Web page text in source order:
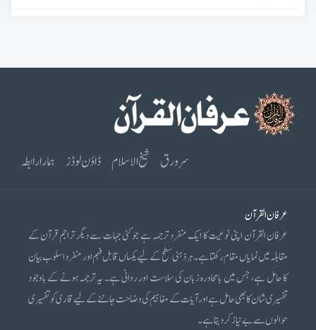
سرورق شیخ الاسلام ڈاؤن لوڈز ہمارا رابطہ
عرفان القرآن
عرفان القرآن اپنی نوعیت کا ایک منفرد ترجمہ ہے جو کئی جہات سے دیگر تراجم قرآن کے
مقابلہ میں نمایاں مقام رکھتا ہے۔ ہر ذہنی سطح کے لیے یکساں قابل فہم اور منفرد اسلوب بیان
کا حامل ہے، جس میں بامحاورہ زبان کی سلاست اور روانی ہے۔ یہ ترجمہ ہونے کے باوجود
تفسیری شان کا بھی حامل ہے اور آیات کے مفاہیم کی وضاحت جاننے کے لیے قاری کو تفسیری
حوالوں سے بے نیاز کر دیتا ہے۔